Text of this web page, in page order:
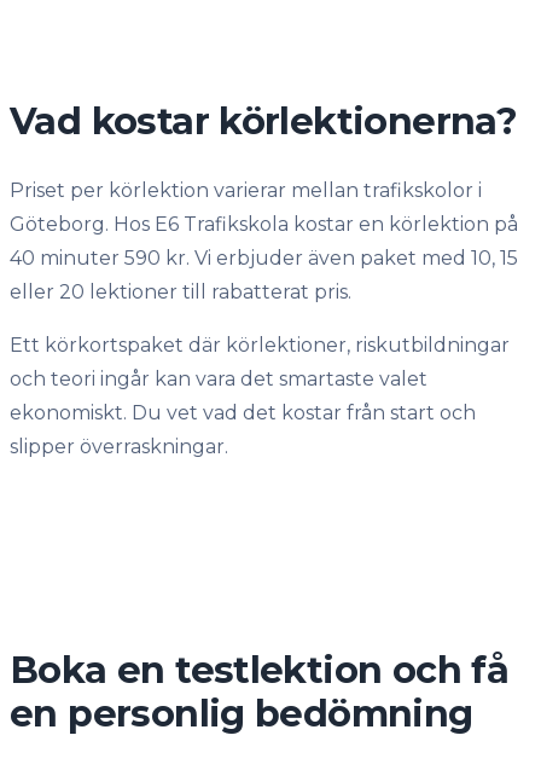
Vad kostar körlektionerna?
Priset per körlektion varierar mellan trafikskolor i
Göteborg. Hos E6 Trafikskola kostar en körlektion på
40 minuter 590 kr. Vi erbjuder även paket med 10, 15
eller 20 lektioner till rabatterat pris.
Ett körkortspaket där körlektioner, riskutbildningar
och teori ingår kan vara det smartaste valet
ekonomiskt. Du vet vad det kostar från start och
slipper överraskningar.
Boka en testlektion och få
en personlig bedömning